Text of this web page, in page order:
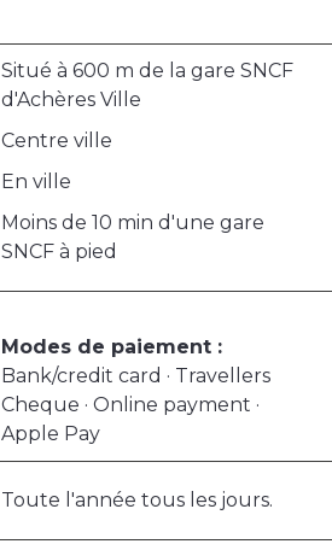
Situé à 600 m de la gare SNCF
d'Achères Ville
Centre ville
En ville
Moins de 10 min d'une gare
SNCF à pied
Modes de paiement :
Bank/credit card · Travellers
Cheque · Online payment ·
Apple Pay
Toute l'année tous les jours.